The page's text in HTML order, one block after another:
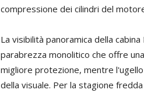
compressione dei cilindri del
La visibilità panoramica della
parabrezza monolitico che offre
migliore protezione, mentre
della visuale. Per la stagione